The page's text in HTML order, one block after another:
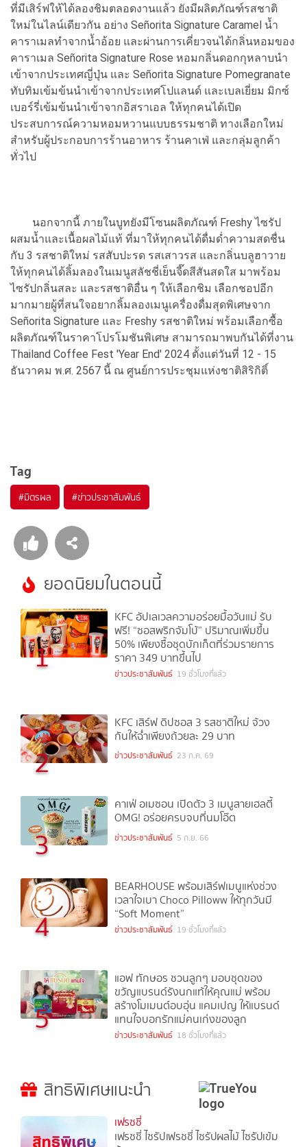
ที่มีเสิร์ฟให้ได้ลองชิมตลอดงานแล้ว ยังมีผลิตภัณฑ์รสชาติ
ใหม่ในไลน์เดียวกัน อย่าง Señorita Signature Caramel น้ำ
คาราเมลทำจากน้ำอ้อย และผ่านการเคี่ยวจนได้กลิ่นหอมของ
คาราเมล Señorita Signature Rose หอมกลิ่นดอกกุหลาบนำ
เข้าจากประเทศญี่ปุ่น และ Señorita Signature Pomegranate
ทับทิมเข้มข้นนำเข้าจากประเทศโปแลนด์ และเบลเยี่ยม มิกซ์
เบอร์รี่เข้มข้นนำเข้าจากอิสราเอล ให้ทุกคนได้เปิด
ประสบการณ์ความหอมหวานแบบธรรมชาติ ทางเลือกใหม่
สำหรับผู้ประกอบการร้านอาหาร ร้านคาเฟ่ และกลุ่มลูกค้า
ทั่วไป
นอกจากนี้ ภายในบูทยังมีโซนผลิตภัณฑ์ Freshy ไซรัป
ผสมน้ำและเนื้อผลไม้แท้ ที่มาให้ทุกคนได้ดื่มด่ำความสดชื่น
กับ 3 รสชาติใหม่ รสสับปะรด รสเสาวรส และกลิ่นบลูฮาวาย
ให้ทุกคนได้ลิ้มลองในเมนูสลัชชี่เย็นจี๊ดสีสันสดใส มาพร้อม
ไซรัปกลิ่นสละ และรสชาติอื่น ๆ ให้เลือกชิม เลือกชอปอีก
มากมายผู้ที่สนใจอยากลิ้มลองเมนูเครื่องดื่มสุดพิเศษจาก
Señorita Signature และ Freshy รสชาติใหม่ พร้อมเลือกซื้อ
ผลิตภัณฑ์ในราคาโปรโมชันพิเศษ สามารถมาพบกันได้ที่งาน
Thailand Coffee Fest 'Year End' 2024 ตั้งแต่วันที่ 12 - 15
ธันวาคม พ.ศ. 2567 นี้ ณ ศูนย์การประชุมแห่งชาติสิริกิติ์
Tag
#มิตรผล #ข่าวประชาสัมพันธ์
ยอดนิยมในตอนนี้
1
KFC อัปเลเวลความอร่อยมื้อวันแม่ รับ
ฟรี! “ซอสพริกจัมโบ้” ปริมาณเพิ่มขึ้น
50% เพียงซื้อชุดบักเก็ตที่ร่วมรายการ
ราคา 349 บาทขึ้นไป
ข่าวประชาสัมพันธ์ 19 ชั่วโมงที่แล้ว
2
KFC เสิร์ฟ ดิปซอส 3 รสชาติใหม่ จ้วง
กันให้ฉ่ำเพียงถ้วยละ 29 บาท
ข่าวประชาสัมพันธ์ 23 ก.ค. 69
3
คาเฟ่ อเมซอน เปิดตัว 3 เมนูสายเฮลตี้
OMG! อร่อยครบจบที่นมโอ๊ต
ข่าวประชาสัมพันธ์ 5 ก.ย. 66
4
BEARHOUSE พร้อมเสิร์ฟเมนูแห่งช่วง
เวลาใจเบา Choco Pilloww ให้ทุกวันมี
“Soft Moment”
ข่าวประชาสัมพันธ์ 19 ชั่วโมงที่แล้ว
5
แอฟ ทักษอร ชวนลูกๆ มอบชุดของ
ขวัญแบรนด์รังนกแท้ให้คุณแม่ พร้อม
สร้างโมเมนต์อบอุ่น แคมเปญ ให้แบรนด์
แทนใจบอกรักแม่คนเก่งของลูก
ข่าวประชาสัมพันธ์ 18 ชั่วโมงที่แล้ว
สิทธิพิเศษแนะนำ
เฟรชชี่
เฟรชชี่ ไซรัปเฟรชชี่ ไซรัปผลไม้ ไซรัปเข้ม